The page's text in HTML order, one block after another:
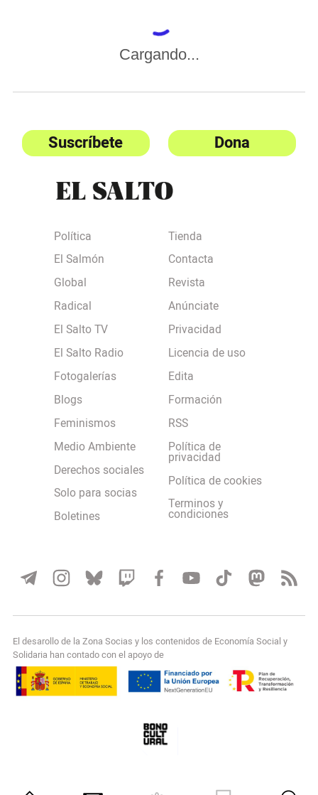
Cargando...
Suscríbete Dona
Política
El Salmón
Global
Radical
El Salto TV
El Salto Radio
Fotogalerías
Blogs
Feminismos
Medio Ambiente
Derechos sociales
Solo para socias
Boletines
Tienda
Contacta
Revista
Anúnciate
Privacidad
Licencia de uso
Edita
Formación
RSS
Política de
privacidad
Política de cookies
Terminos y
condiciones
El desarollo de la Zona Socias y los contenidos de Economía Social y
Solidaria han contado con el apoyo de